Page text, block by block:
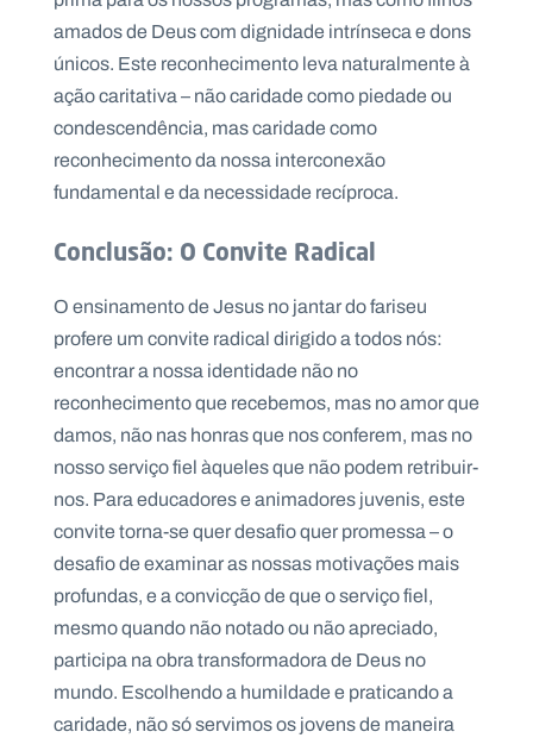
amados de Deus com dignidade intrínseca e dons
únicos. Este reconhecimento leva naturalmente à
ação caritativa – não caridade como piedade ou
condescendência, mas caridade como
reconhecimento da nossa interconexão
fundamental e da necessidade recíproca.
Conclusão: O Convite Radical
O ensinamento de Jesus no jantar do fariseu
profere um convite radical dirigido a todos nós:
encontrar a nossa identidade não no
reconhecimento que recebemos, mas no amor que
damos, não nas honras que nos conferem, mas no
nosso serviço fiel àqueles que não podem retribuir-
nos. Para educadores e animadores juvenis, este
convite torna-se quer desafio quer promessa – o
desafio de examinar as nossas motivações mais
profundas, e a convicção de que o serviço fiel,
mesmo quando não notado ou não apreciado,
participa na obra transformadora de Deus no
mundo. Escolhendo a humildade e praticando a
caridade, não só servimos os jovens de maneira